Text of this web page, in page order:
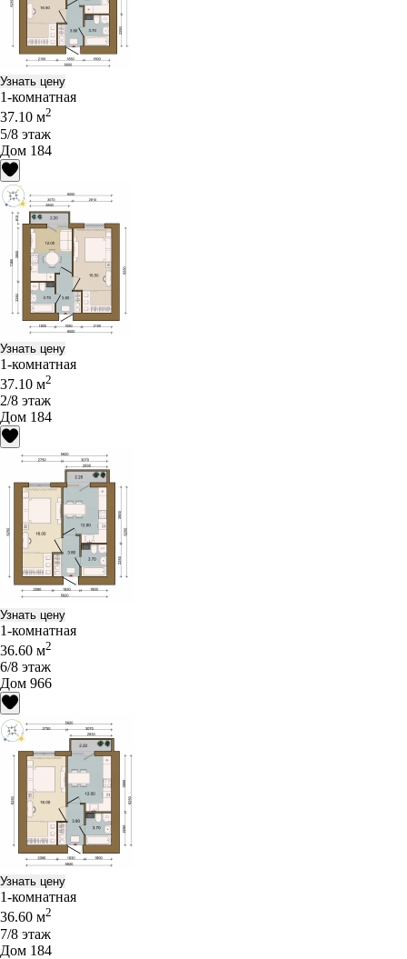
Узнать цену
1-комнатная
37.10 м2
5/8 этаж
Дом 184
Узнать цену
1-комнатная
37.10 м2
2/8 этаж
Дом 184
Узнать цену
1-комнатная
36.60 м2
6/8 этаж
Дом 966
Узнать цену
1-комнатная
36.60 м2
7/8 этаж
Дом 184